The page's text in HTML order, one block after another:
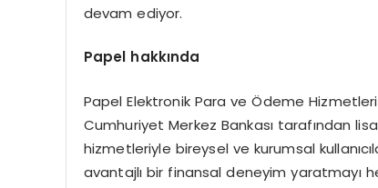
devam ediyor.
Papel hakkında
Papel Elektronik Para ve Ödeme Hizmetleri
Cumhuriyet Merkez Bankası tarafından
hizmetleriyle bireysel ve kurumsal
avantajlı bir finansal deneyim yaratmayı